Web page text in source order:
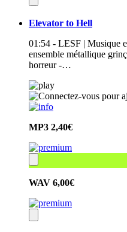
Elevator to Hell
01:54 - LESF | Musique
ensemble métallique
horreur -…
MP3 2,40€
WAV 6,00€